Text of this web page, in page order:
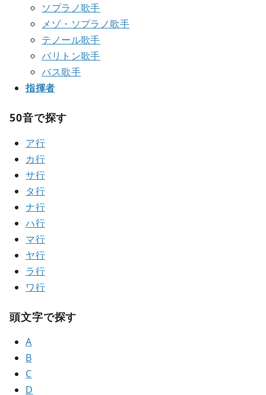
ソプラノ歌手
メゾ・ソプラノ歌手
テノール歌手
バリトン歌手
バス歌手
指揮者
50音で探す
ア行
カ行
サ行
タ行
ナ行
ハ行
マ行
ヤ行
ラ行
ワ行
頭文字で探す
A
B
C
D